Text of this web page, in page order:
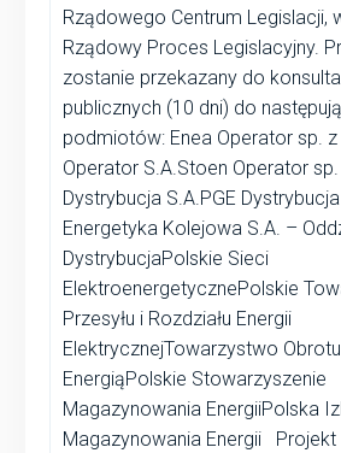
Rządowego Centrum Legislacji,
Rządowy Proces Legislacyjny.
zostanie przekazany do
publicznych (10 dni) do
podmiotów: Enea Operator sp.
Operator S.A.Stoen Operator
Dystrybucja S.A.PGE
Energetyka Kolejowa S.A. –
DystrybucjaPolskie Sieci
ElektroenergetycznePolskie
Przesyłu i Rozdziału Energii
ElektrycznejTowarzystwo Obrotu
EnergiąPolskie Stowarzyszenie
Magazynowania EnergiiPolska
Magazynowania Energii Projekt